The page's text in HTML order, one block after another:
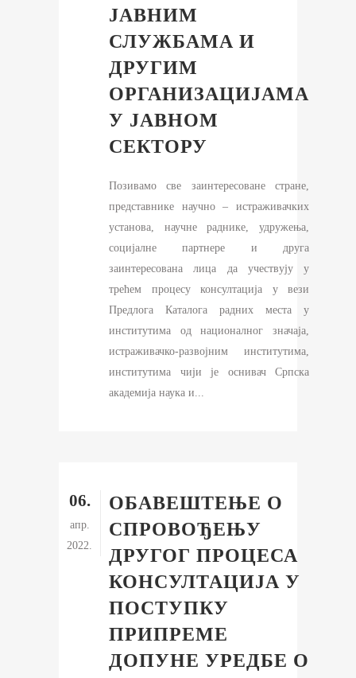
ЈАВНИМ
СЛУЖБАМА И
ДРУГИМ
ОРГАНИЗАЦИЈАМА
У ЈАВНОМ
СЕКТОРУ
Позивамо све заинтересоване стране,
представнике научно – истраживачких
установа, научне раднике, удружења,
социјалне партнере и друга
заинтересована лица да учествују у
трећем процесу консултација у вези
Предлога Каталога радних места у
институтима од националног значаја,
истраживачко-развојним институтима,
институтима чији је оснивач Српска
академија наука и...
06.
апр.
2022.
ОБАВЕШТЕЊЕ О
СПРОВОЂЕЊУ
ДРУГОГ ПРОЦЕСА
КОНСУЛТАЦИЈА У
ПОСТУПКУ
ПРИПРЕМЕ
ДОПУНЕ УРЕДБЕ О